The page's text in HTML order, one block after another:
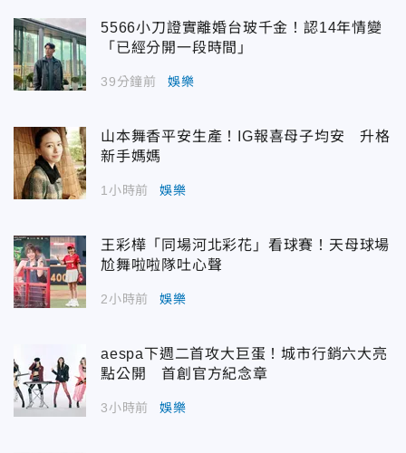
5566小刀證實離婚台玻千金！認14年情變
「已經分開一段時間」
39分鐘前 娛樂
山本舞香平安生產！IG報喜母子均安 升格
新手媽媽
1小時前 娛樂
王彩樺「同場河北彩花」看球賽！天母球場
尬舞啦啦隊吐心聲
2小時前 娛樂
aespa下週二首攻大巨蛋！城市行銷六大亮
點公開 首創官方紀念章
3小時前 娛樂